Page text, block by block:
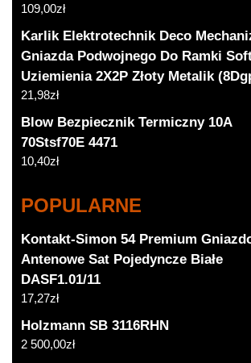
109,00zł
Karlik Elektrotechnik Deco
Gniazda Podwojnego Do Ramki
Uziemienia 2X2P Złoty Metalik
21,98zł
Blow Bezpiecznik Termiczny 10A
70Stsf70E 4471
10,40zł
POPULARNE
Kontakt-Simon 54 Premium
Antenowe Sat Pojedyncze Białe
DASF1.01/11
17,27zł
Holzmann SB 3116RHN
2 500,00zł